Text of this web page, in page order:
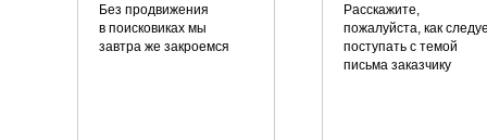
Без продвижения
в поисковиках мы
завтра же закроемся
Расскажите,
пожалуйста, как
поступать с темой
письма заказчику